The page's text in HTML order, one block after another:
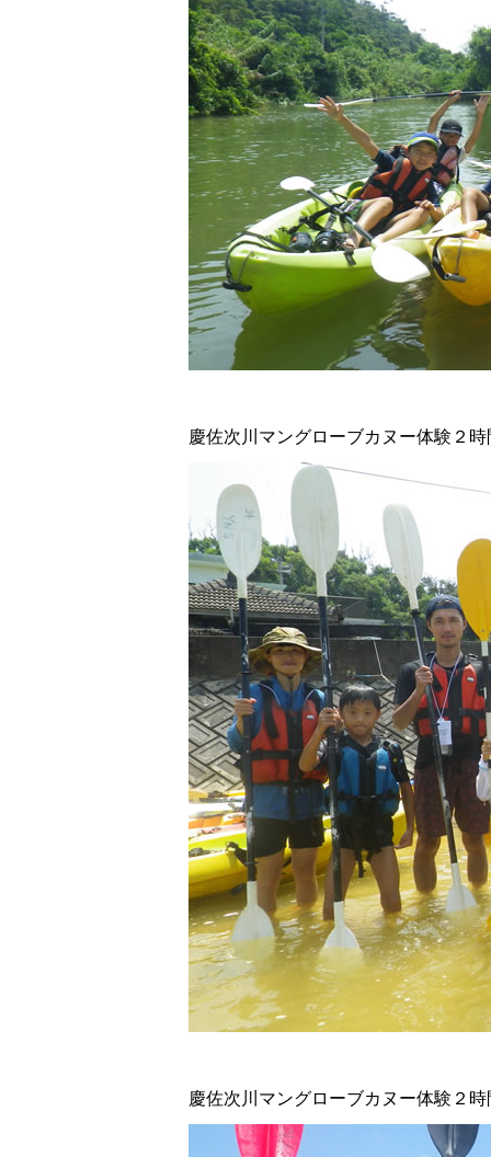
慶佐次川マングローブカヌー体験２時
慶佐次川マングローブカヌー体験２時